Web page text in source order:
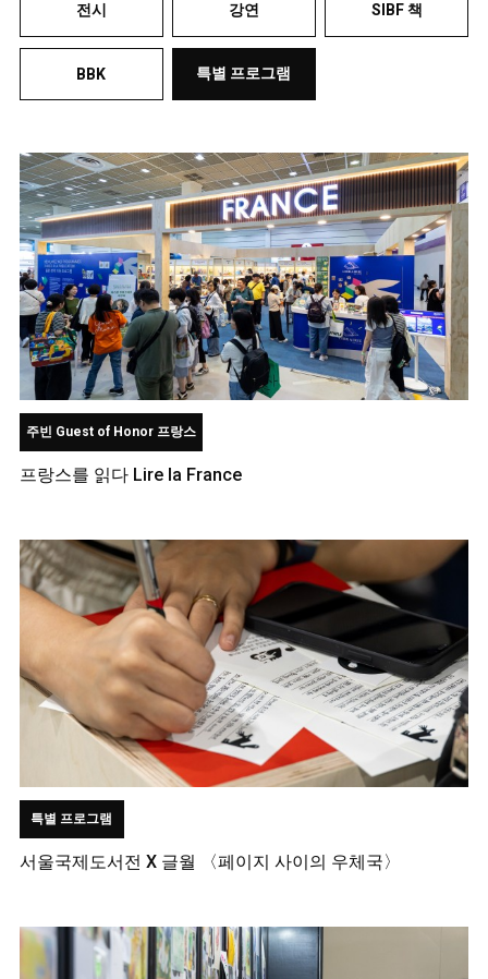
전시 강연 SIBF 책
BBK 특별 프로그램
주빈 Guest of Honor 프랑스
프랑스를 읽다 Lire la France
특별 프로그램
서울국제도서전 X 글월 〈페이지 사이의 우체국〉